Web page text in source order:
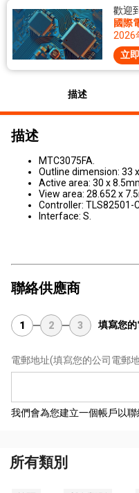
歡迎
國際
2026
立
描述
描述
MTC3075FA.
Outline dimension: 33
Active area: 30 x
View area: 28.652 x
Controller: TLS82501-
Interface: S.
聯絡供應商
1 2 3 填寫您
電郵地址(填寫您的公司電郵
我們會為您建立一個帳戶以
所有類別